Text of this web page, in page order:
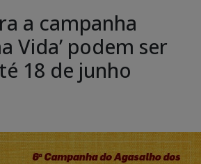
a campanha
Vida’ podem ser
18 de junho